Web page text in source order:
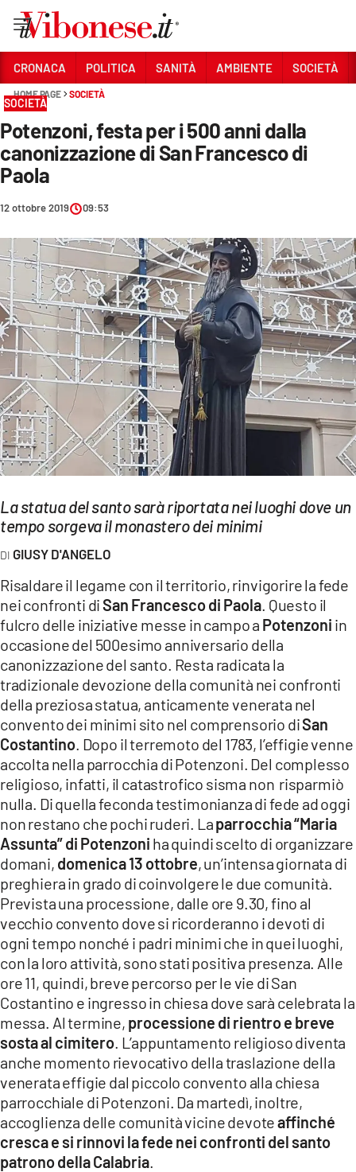
Sezioni
CRONACA
POLITICA
SOCIETÀ
CULTURA
ECONOMIA E LAVORO
EVENTI
SPORT
Streaming
LAC TV
LAC NETWORK
LaC
Network
LACPLAY.IT
LACTV.IT
LACONAIR.IT
LACITYMAG.IT
ILREGGINO.IT
COSENZACHANNEL.IT
ILVIBONESE.IT
CATANZAROCHANNEL.IT
LACAPITALENEWS.IT
App
ANDROID
APPLE
CRONACA POLITICA SANITÀ AMBIENTE SOCIETÀ
HOME PAGE SOCIETÀ
SOCIETÀ
Potenzoni, festa per i 500 anni dalla
canonizzazione di San Francesco di
Paola
12 ottobre 2019 09:53
La statua del santo sarà riportata nei luoghi dove un
tempo sorgeva il monastero dei minimi
GIUSY D'ANGELO
Risaldare il legame con il territorio, rinvigorire la fede
nei confronti diSan Francesco di Paola . Questo il
fulcro delle iniziative messe in campo a Potenzoni in
occasione del 500esimo anniversario della
canonizzazione del santo. Resta radicata la
tradizionale devozione della comunità nei confronti
della preziosa statua, anticamente venerata nel
convento dei minimi sito nel comprensorio diSan
Costantino . Dopo il terremoto del 1783, l’effigie venne
accolta nella parrocchia di Potenzoni. Del complesso
religioso, infatti, il catastrofico sisma non risparmiò
nulla. Di quella feconda testimonianza di fede ad oggi
non restano che pochi ruderi. Laparrocchia “Maria
Assunta” di Potenzoni ha quindi scelto di organizzare
domani, domenica 13 ottobre, un’intensa giornata di
preghiera in grado di coinvolgere le due comunità.
Prevista una processione, dalle ore 9.30, fino al
vecchio convento dove si ricorderanno i devoti di
ogni tempo nonché i padri minimi che in quei luoghi,
con la loro attività, sono stati positiva presenza. Alle
ore 11, quindi, breve percorso per le vie di San
Costantino e ingresso in chiesa dove sarà celebrata la
messa. Al termine, processione di rientro e breve
sosta al cimitero . L’appuntamento religioso diventa
anche momento rievocativo della traslazione della
venerata effigie dal piccolo convento alla chiesa
parrocchiale di Potenzoni. Da martedì, inoltre,
accoglienza delle comunità vicine devoteaffinché
cresca e si rinnovi la fede nei confronti del santo
patrono della Calabria